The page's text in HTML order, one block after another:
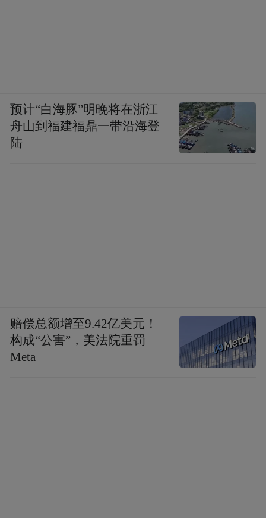
预计“白海豚”明晚将在浙江
舟山到福建福鼎一带沿海登
陆
赔偿总额增至9.42亿美元！
构成“公害”，美法院重罚
Meta